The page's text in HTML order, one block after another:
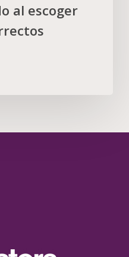
al escoger